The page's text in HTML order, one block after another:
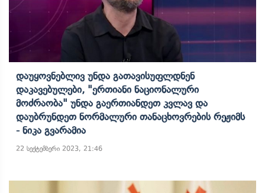
Დაუყოვნებლივ Უნდა Გათავისუფლდნენ
Დაკავებულები, "ერთიანი Ნაციონალური
Მოძრაობა" Უნდა Გაერთიანდეთ Კვლავ Და
Დაუბრუნდეთ Ნორმალური Თანაცხოვრების Რეჟიმს
- Ნიკა Გვარამია
22 სექტემბერი 2023, 21:46